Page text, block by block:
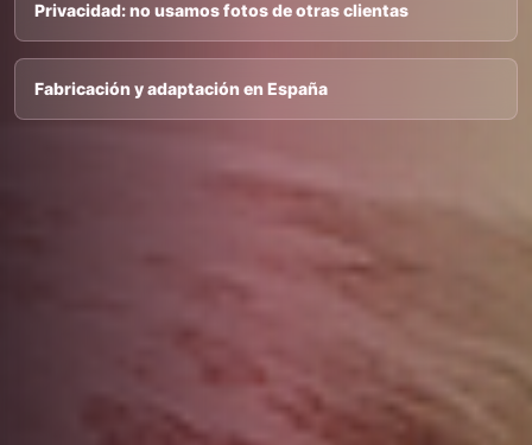
Privacidad: no usamos fotos de otras clientas
Fabricación y adaptación en España